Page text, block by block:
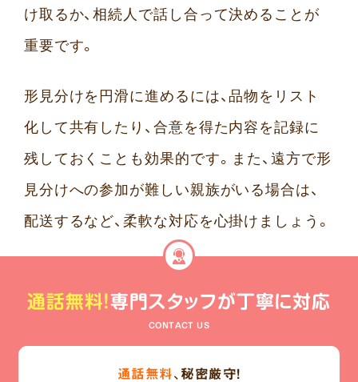
け取るか、相続人で話し合って決めることが
重要です。
形見分けを円滑に進めるには、品物をリスト
化して共有したり、合意を得た内容を記録に
残しておくことも効果的です。また、遠方で形
見分けへの参加が難しい親族がいる場合は、
配送するなど、柔軟な対応を心掛けましょう。
通話無料!専門スタッフが丁寧に対応
CONTACT US
通話無料、秘密厳守!